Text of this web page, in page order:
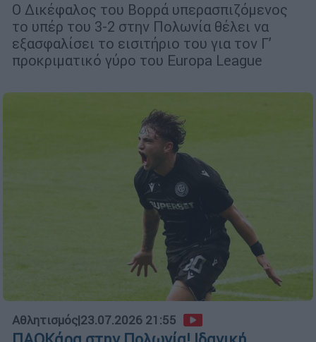
Ο Δικέφαλος του Βορρά υπερασπιζόμενος
το υπέρ του 3-2 στην Πολωνία θέλει να
εξασφαλίσει το εισιτήριο του για τον Γ’
προκριματικό γύρο του Europa League
Αθλητισμός|23.07.2026 21:55